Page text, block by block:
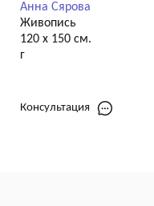
Анна Сярова
Живопись
120 х 150 см.
г
Консультация